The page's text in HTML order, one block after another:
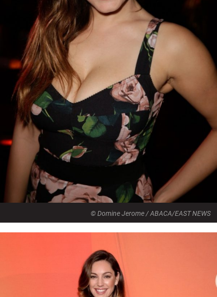
© Domine Jerome / ABACA/EAST NEWS